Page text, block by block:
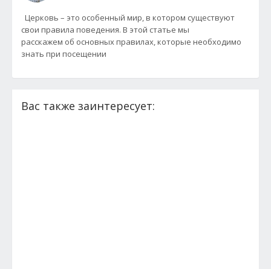
Церковь – это особенный мир, в котором существуют
свои правила поведения. В этой статье мы
расскажем об основных правилах, которые необходимо
знать при посещении
Вас также заинтересует: